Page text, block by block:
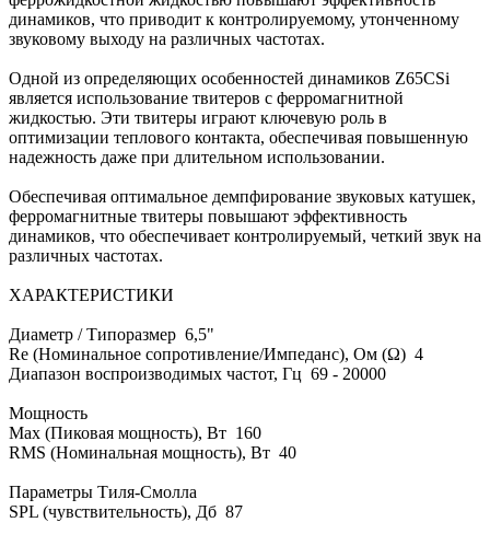
динамиков, что приводит к контролируемому, утонченному
звуковому выходу на различных частотах.
Одной из определяющих особенностей динамиков Z65CSi
является использование твитеров с ферромагнитной
жидкостью. Эти твитеры играют ключевую роль в
оптимизации теплового контакта, обеспечивая повышенную
надежность даже при длительном использовании.
Обеспечивая оптимальное демпфирование звуковых катушек,
ферромагнитные твитеры повышают эффективность
динамиков, что обеспечивает контролируемый, четкий звук на
различных частотах.
ХАРАКТЕРИСТИКИ
Диаметр / Типоразмер 6,5"
Re (Номинальное сопротивление/Импеданс), Ом (Ω) 4
Диапазон воспроизводимых частот, Гц 69 - 20000
Мощность
Max (Пиковая мощность), Вт 160
RMS (Номинальная мощность), Вт 40
Параметры Тиля-Смолла
SPL (чувствительность), Дб 87